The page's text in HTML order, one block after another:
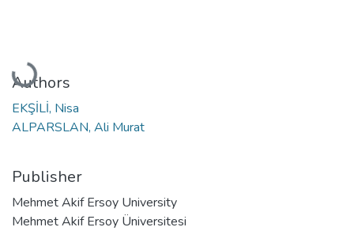
Loading...
Authors
EKŞİLİ, Nisa
ALPARSLAN, Ali Murat
Publisher
Mehmet Akif Ersoy University
Mehmet Akif Ersoy Üniversitesi